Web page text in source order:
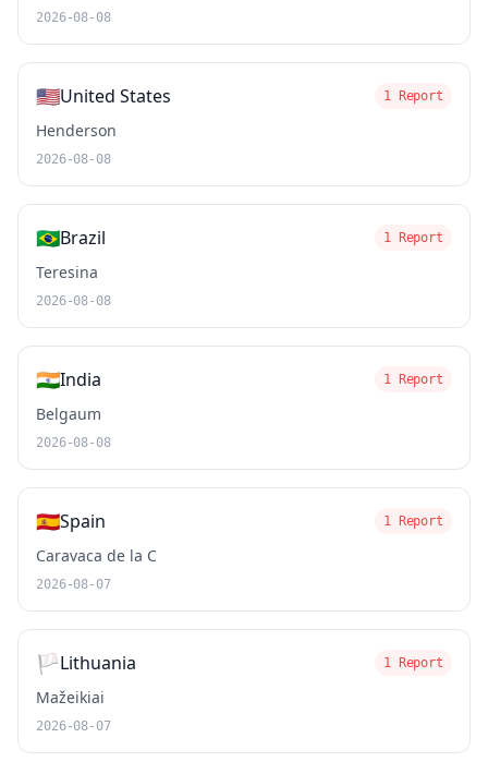
2026-08-08
🇺🇸United States 1 Report
Henderson
2026-08-08
🇧🇷Brazil 1 Report
Teresina
2026-08-08
🇮🇳India 1 Report
Belgaum
2026-08-08
🇪🇸Spain 1 Report
Caravaca de la C
2026-08-07
🏳️Lithuania 1 Report
Mažeikiai
2026-08-07